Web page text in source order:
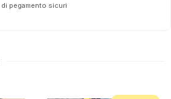
di pegamento sicuri